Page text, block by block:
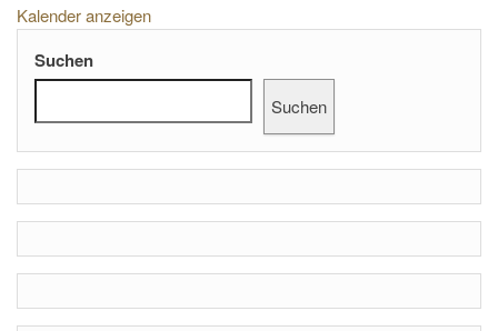
Kalender anzeigen
Suchen
Suchen